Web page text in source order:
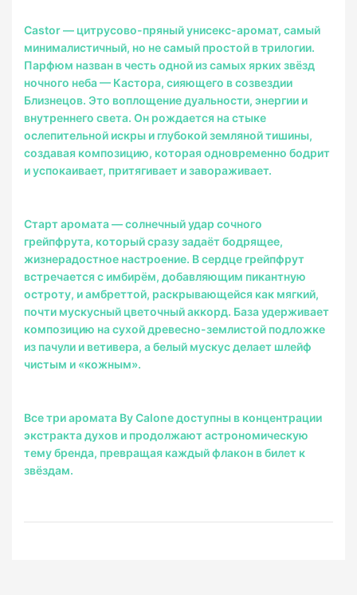
ВВЕДИТЕ И НАЖМИТЕ ENTER
Castor — цитрусово-пряный унисекс-аромат, самый
минималистичный, но не самый простой в трилогии.
Парфюм назван в честь одной из самых ярких звёзд
ночного неба — Кастора, сияющего в созвездии
Близнецов. Это воплощение дуальности, энергии и
внутреннего света. Он рождается на стыке
ослепительной искры и глубокой земляной тишины,
создавая композицию, которая одновременно бодрит
и успокаивает, притягивает и завораживает.
Старт аромата — солнечный удар сочного
грейпфрута, который сразу задаёт бодрящее,
жизнерадостное настроение. В сердце грейпфрут
встречается с имбирём, добавляющим пикантную
остроту, и амбреттой, раскрывающейся как мягкий,
почти мускусный цветочный аккорд. База удерживает
композицию на сухой древесно-землистой подложке
из пачули и ветивера, а белый мускус делает шлейф
чистым и «кожным».
Все три аромата By Calone доступны в концентрации
экстракта духов и продолжают астрономическую
тему бренда, превращая каждый флакон в билет к
звёздам.